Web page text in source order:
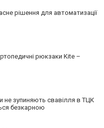
рішення для автоматизації
рюкзаки Kite –
не зупиняють свавілля в ТЦК
безкарною